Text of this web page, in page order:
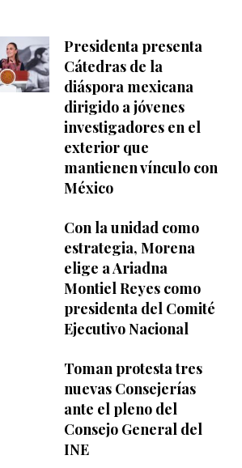
Presidenta presenta
Cátedras de la
diáspora mexicana
dirigido a jóvenes
investigadores en el
exterior que
mantienen vínculo con
México
Con la unidad como
estrategia, Morena
elige a Ariadna
Montiel Reyes como
presidenta del Comité
Ejecutivo Nacional
Toman protesta tres
nuevas Consejerías
ante el pleno del
Consejo General del
INE